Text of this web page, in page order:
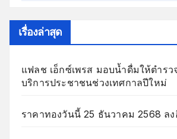
เรื่องล่าสุด
แฟลช เอ็กซ์เพรส มอบน้ำดื่มให้ตำรว
บริการประชาชนช่วงเทศกาลปีใหม่
ราคาทองวันนี้ 25 ธันวาคม 2568 ล